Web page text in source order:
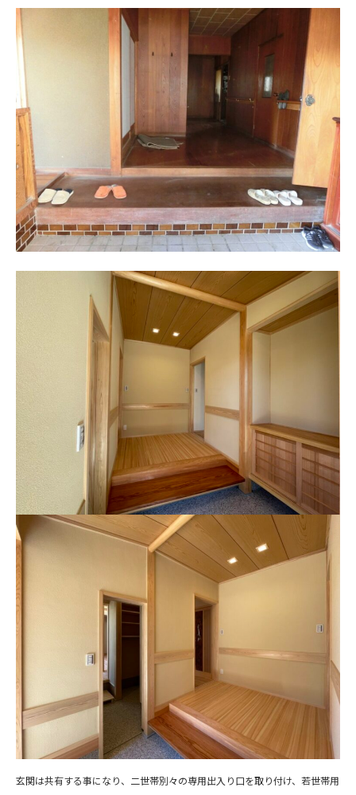
玄関は共有する事になり、二世帯別々の専用出入り口を取り付け、若世帯用